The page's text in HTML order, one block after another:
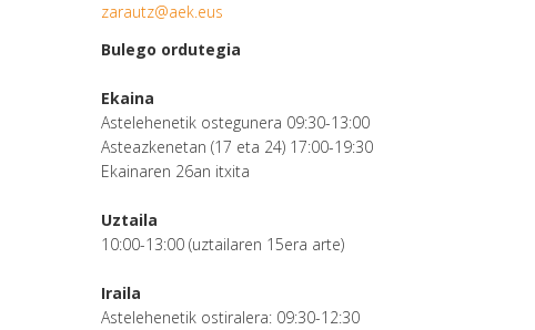
zarautz@aek.eus
Bulego ordutegia
Ekaina
Astelehenetik ostegunera 09:30-13:00
Asteazkenetan (17 eta 24) 17:00-19:30
Ekainaren 26an itxita
Uztaila
10:00-13:00 (uztailaren 15era arte)
Iraila
Astelehenetik ostiralera: 09:30-12:30